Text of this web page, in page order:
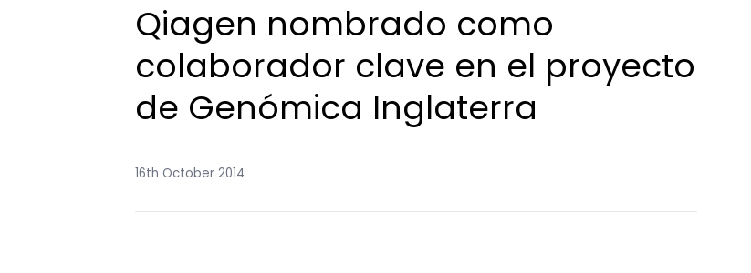
Qiagen nombrado como
colaborador clave en el proyecto
de Genómica Inglaterra
16th October 2014